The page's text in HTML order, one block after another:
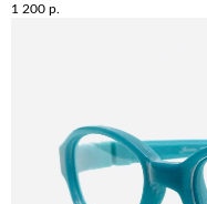
1 200 р.